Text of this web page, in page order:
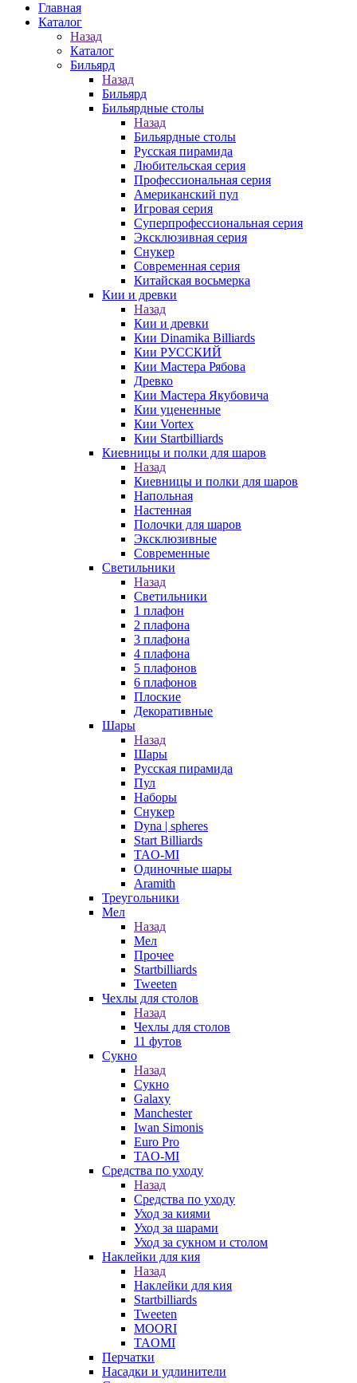
Главная
Каталог
Назад
Каталог
Бильярд
Назад
Бильярд
Бильярдные столы
Назад
Бильярдные столы
Русская пирамида
Любительская серия
Профессиональная серия
Американский пул
Игровая серия
Суперпрофессиональная серия
Эксклюзивная серия
Снукер
Современная серия
Китайская восьмерка
Кии и древки
Назад
Кии и древки
Кии Dinamika Billiards
Кии РУССКИЙ
Кии Мастера Рябова
Древко
Кии Мастера Якубовича
Кии уцененные
Кии Vortex
Кии Startbilliards
Киевницы и полки для шаров
Назад
Киевницы и полки для шаров
Напольная
Настенная
Полочки для шаров
Эксклюзивные
Современные
Светильники
Назад
Светильники
1 плафон
2 плафона
3 плафона
4 плафона
5 плафонов
6 плафонов
Плоские
Декоративные
Шары
Назад
Шары
Русская пирамида
Пул
Наборы
Снукер
Dyna | spheres
Start Billiards
TAO-MI
Одиночные шары
Aramith
Треугольники
Мел
Назад
Мел
Прочее
Startbilliards
Tweeten
Чехлы для столов
Назад
Чехлы для столов
11 футов
Сукно
Назад
Сукно
Galaxy
Manchester
Iwan Simonis
Euro Pro
TAO-MI
Средства по уходу
Назад
Средства по уходу
Уход за киями
Уход за шарами
Уход за сукном и столом
Наклейки для кия
Назад
Наклейки для кия
Startbilliards
Tweeten
MOORI
TAOMI
Перчатки
Насадки и удлинители